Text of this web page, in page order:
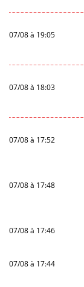
07/08 à 19:05
07/08 à 18:03
07/08 à 17:52
07/08 à 17:48
07/08 à 17:46
07/08 à 17:44